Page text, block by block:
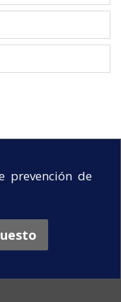
prevención de